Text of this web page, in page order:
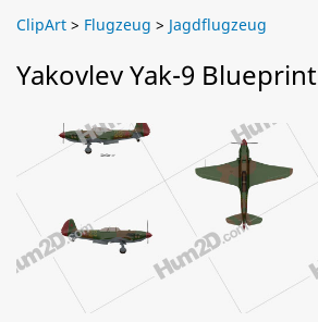
ClipArt > Flugzeug > Jagdflugzeug
Yakovlev Yak-9 Blueprint